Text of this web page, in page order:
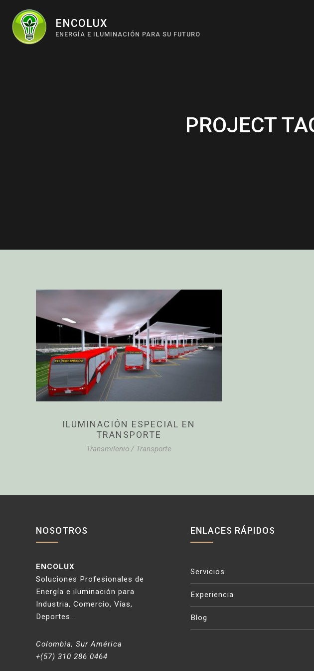
content
ENCOLUX
ENERGÍA E ILUMINACIÓN PARA SU FUTURO
PROJECT
ILUMINACIÓN ESPECIAL EN
TRANSPORTE
Transmilenio / Transporte
NOSOTROS
ENCOLUX
Soluciones Profesionales de
Energía e iluminación para
Industria, Comercio, Vías,
Deportes...
Colombia, Sur América
+(57) 310 286 0464
ENLACES RÁPIDOS
Servicios
Experiencia
Blog